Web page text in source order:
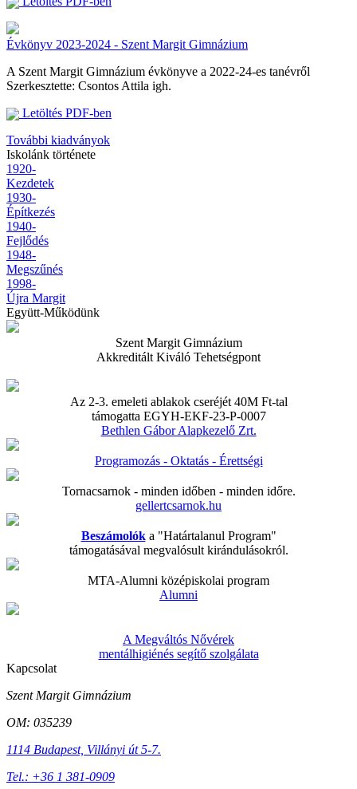
Évkönyv 2023-2024 - Szent Margit Gimnázium
A Szent Margit Gimnázium évkönyve a 2022-24-es tanévről
Szerkesztette: Csontos Attila igh.
Letöltés PDF-ben
További kiadványok
Iskolánk története
1920-
Kezdetek
1930-
Építkezés
1940-
Fejlődés
1948-
Megszűnés
1998-
Újra Margit
Együtt-Működünk
Szent Margit Gimnázium
Akkreditált Kiváló Tehetségpont
Az 2-3. emeleti ablakok cseréjét 40M Ft-tal
támogatta EGYH-EKF-23-P-0007
Bethlen Gábor Alapkezelő Zrt.
Programozás - Oktatás - Érettségi
Tornacsarnok - minden időben - minden időre.
gellertcsarnok.hu
Beszámolóka "Határtalanul Program"
támogatásával megvalósult kirándulásokról.
MTA-Alumni középiskolai program
Alumni
A Megváltós Nővérek
mentálhigiénés segítő szolgálata
Kapcsolat
Szent Margit Gimnázium
OM: 035239
1114 Budapest, Villányi út 5-7.
Tel.: +36 1 381-0909